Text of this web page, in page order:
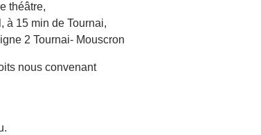
théâtre,
à 15 min de Tournai,
2 Tournai- Mouscron
nous convenant